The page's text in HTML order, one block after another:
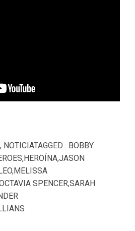
, NOTICIATAGGED : BOBBY
,HEROÍNA,JASON
,MELISSA
SPENCER,SARAH